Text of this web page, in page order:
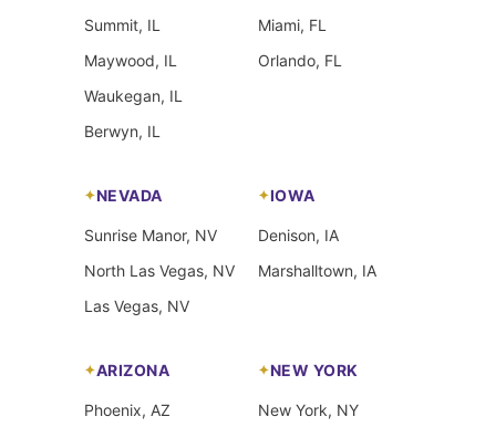
Summit, IL
Maywood, IL
Waukegan, IL
Berwyn, IL
Miami, FL
Orlando, FL
NEVADA
Sunrise Manor, NV
North Las Vegas, NV
Las Vegas, NV
IOWA
Denison, IA
Marshalltown, IA
ARIZONA
Phoenix, AZ
NEW YORK
New York, NY